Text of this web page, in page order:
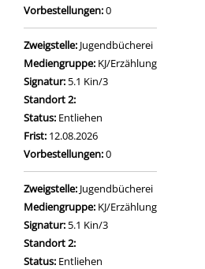
Vorbestellungen:0
Zweigstelle: Jugendbücherei
Mediengruppe: KJ/Erzählung
Signatur: 5.1 Kin/3
Standort 2:
Status: Entliehen
Frist: 12.08.2026
Vorbestellungen:0
Zweigstelle: Jugendbücherei
Mediengruppe: KJ/Erzählung
Signatur: 5.1 Kin/3
Standort 2:
Status: Entliehen